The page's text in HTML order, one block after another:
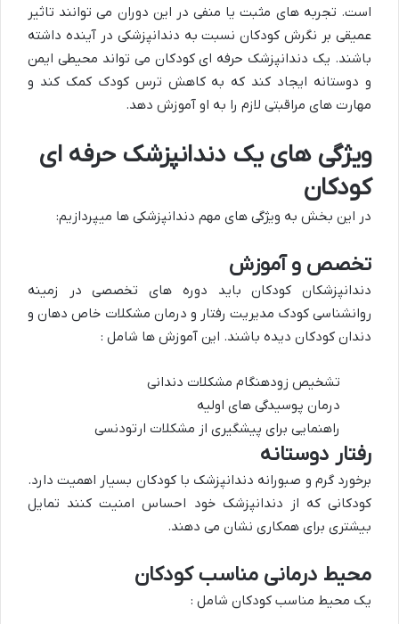
است. تجربه های مثبت یا منفی در این دوران می توانند تاثیر
عمیقی بر نگرش کودکان نسبت به دندانپزشکی در آینده داشته
باشند. یک دندانپزشک حرفه ای کودکان می تواند محیطی ایمن
و دوستانه ایجاد کند که به کاهش ترس کودک کمک کند و
مهارت های مراقبتی لازم را به او آموزش دهد.
ویژگی های یک دندانپزشک حرفه ای
کودکان
در این بخش به ویژگی های مهم دندانپزشکی ها میپردازیم:
تخصص و آموزش
دندانپزشکان کودکان باید دوره های تخصصی در زمینه
روانشناسی کودک مدیریت رفتار و درمان مشکلات خاص دهان و
دندان کودکان دیده باشند. این آموزش ها شامل :
تشخیص زودهنگام مشکلات دندانی
درمان پوسیدگی های اولیه
راهنمایی برای پیشگیری از مشکلات ارتودنسی
رفتار دوستانه
برخورد گرم و صبورانه دندانپزشک با کودکان بسیار اهمیت دارد.
کودکانی که از دندانپزشک خود احساس امنیت کنند تمایل
بیشتری برای همکاری نشان می دهند.
محیط درمانی مناسب کودکان
یک محیط مناسب کودکان شامل :